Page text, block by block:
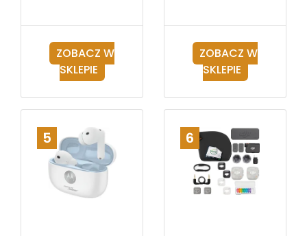
ZOBACZ W
SKLEPIE
ZOBACZ W
SKLEPIE
5 6